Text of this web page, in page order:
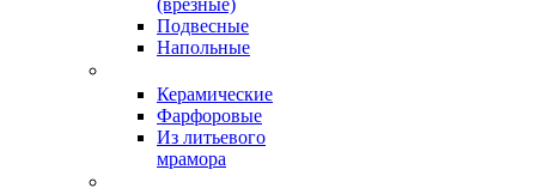
(врезные)
Подвесные
Напольные
Керамические
Фарфоровые
Из литьевого
мрамора